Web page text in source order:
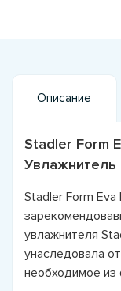
Описание
Stadler Form
Увлажнитель
Stadler Form
увлажнителя
унаследовала
необходимое из